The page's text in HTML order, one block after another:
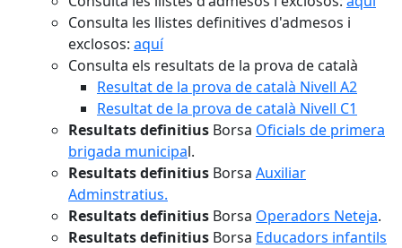
Consulta les llistes definitives d'admesos i
exclosos: aquí
Consulta els resultats de la prova de català
Resultat de la prova de català Nivell A2
Resultat de la prova de català Nivell C1
Resultats definitius Borsa Oficials de primera
brigada municipal.
Resultats definitius Borsa Auxiliar
Adminstratius.
Resultats definitius Borsa Operadors Neteja.
Resultats definitius Borsa Educadors infantils